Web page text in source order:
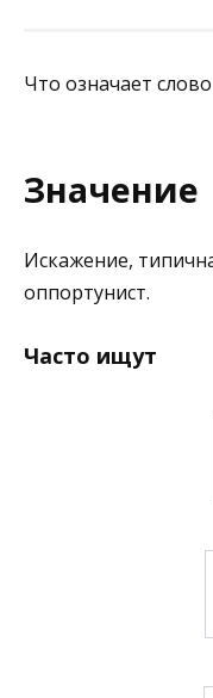
Что означает
Значение
Искажение,
оппортунист.
Часто ищут